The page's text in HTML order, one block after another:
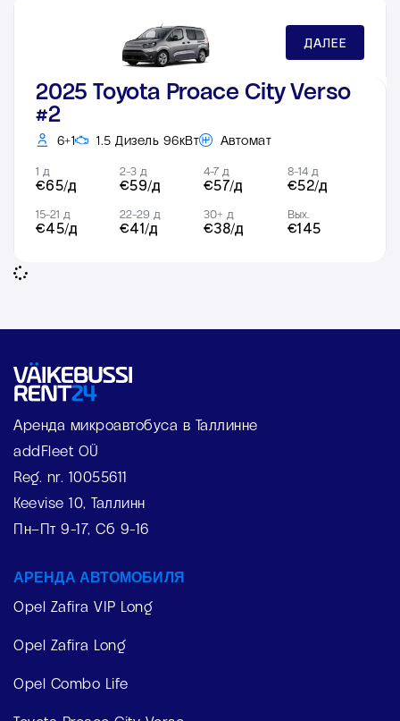
ДАЛЕЕ
2025 Toyota Proace City Verso
#2
6+1 1.5 Дизель 96кВт Автомат
1 д
€65/д
2-3 д
€59/д
4-7 д
€57/д
8-14 д
€52/д
15-21 д
€45/д
22-29 д
€41/д
30+ д
€38/д
Вых.
€145
Аренда микроавтобуса в Таллинне
addFleet OÜ
Reg. nr. 10055611
Keevise 10, Таллинн
Пн–Пт 9-17, Сб 9-16
АРЕНДА АВТОМОБИЛЯ
Opel Zafira VIP Long
Opel Zafira Long
Opel Combo Life